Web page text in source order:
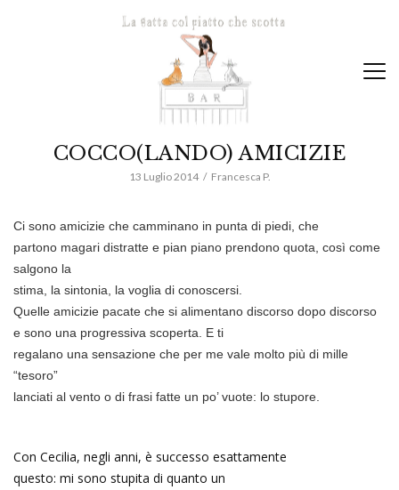
COCCO(LANDO) AMICIZIE
13 Luglio 2014 Francesca P.
Ci sono amicizie che camminano in punta di piedi, che
partono magari distratte e pian piano prendono quota, così come
salgono la
stima, la sintonia, la voglia di conoscersi.
Quelle amicizie pacate che si alimentano discorso dopo discorso
e sono una progressiva scoperta. E ti
regalano una sensazione che per me vale molto più di mille
“tesoro”
lanciati al vento o di frasi fatte un po’ vuote: lo stupore.
Con Cecilia, negli anni, è successo esattamente
questo: mi sono stupita di quanto un